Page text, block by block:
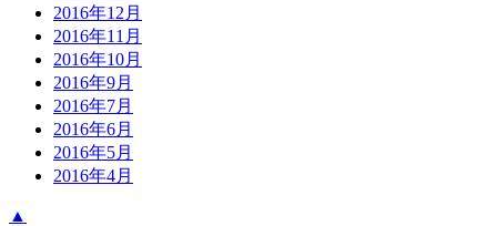
2016年12月
2016年11月
2016年10月
2016年9月
2016年7月
2016年6月
2016年5月
2016年4月
▲